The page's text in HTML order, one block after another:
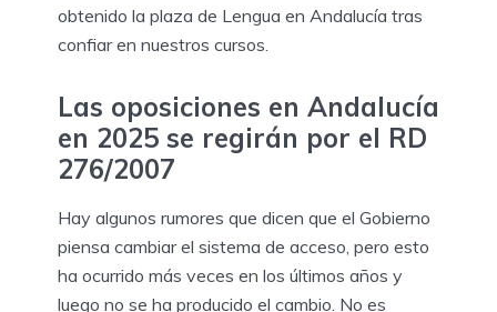
obtenido la plaza de Lengua en Andalucía tras
confiar en nuestros cursos.
Las oposiciones en Andalucía
en 2025 se regirán por el RD
276/2007
Hay algunos rumores que dicen que el Gobierno
piensa cambiar el sistema de acceso, pero esto
ha ocurrido más veces en los últimos años y
luego no se ha producido el cambio. No es